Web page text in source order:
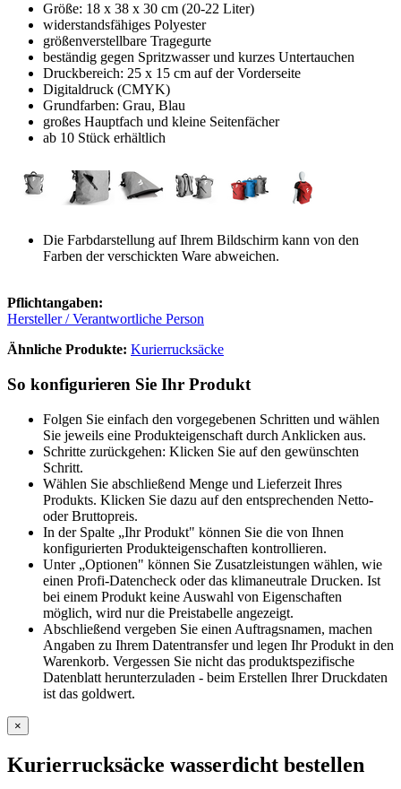
Größe: 18 x 38 x 30 cm (20-22 Liter)
widerstandsfähiges Polyester
größenverstellbare Tragegurte
beständig gegen Spritzwasser und kurzes Untertauchen
Druckbereich: 25 x 15 cm auf der Vorderseite
Digitaldruck (CMYK)
Grundfarben: Grau, Blau
großes Hauptfach und kleine Seitenfächer
ab 10 Stück erhältlich
Die Farbdarstellung auf Ihrem Bildschirm kann von den
Farben der verschickten Ware abweichen.
Pflichtangaben:
Hersteller / Verantwortliche Person
Ähnliche Produkte: Kurierrucksäcke
So konfigurieren Sie Ihr Produkt
Folgen Sie einfach den vorgegebenen Schritten und wählen
Sie jeweils eine Produkteigenschaft durch Anklicken aus.
Schritte zurückgehen: Klicken Sie auf den gewünschten
Schritt.
Wählen Sie abschließend Menge und Lieferzeit Ihres
Produkts. Klicken Sie dazu auf den entsprechenden Netto-
oder Bruttopreis.
In der Spalte „Ihr Produkt" können Sie die von Ihnen
konfigurierten Produkteigenschaften kontrollieren.
Unter „Optionen" können Sie Zusatzleistungen wählen, wie
einen Profi-Datencheck oder das klimaneutrale Drucken. Ist
bei einem Produkt keine Auswahl von Eigenschaften
möglich, wird nur die Preistabelle angezeigt.
Abschließend vergeben Sie einen Auftragsnamen, machen
Angaben zu Ihrem Datentransfer und legen Ihr Produkt in den
Warenkorb. Vergessen Sie nicht das produktspezifische
Datenblatt herunterzuladen - beim Erstellen Ihrer Druckdaten
ist das goldwert.
×
Kurierrucksäcke wasserdicht bestellen